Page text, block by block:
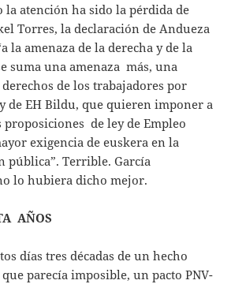
la atención ha sido la pérdida de
Torres, la declaración de Andueza
la amenaza de la derecha y de la
suma una amenaza más, una
derechos de los trabajadores por
de EH Bildu, que quieren imponer a
proposiciones de ley de Empleo
exigencia de euskera en la
pública”. Terrible. García
lo hubiera dicho mejor.
AÑOS
días tres décadas de un hecho
parecía imposible, un pacto PNV-